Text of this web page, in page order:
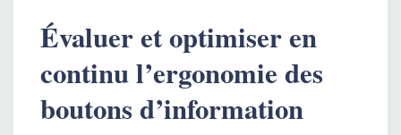
Évaluer et optimiser en
continu l’ergonomie des
boutons d’information